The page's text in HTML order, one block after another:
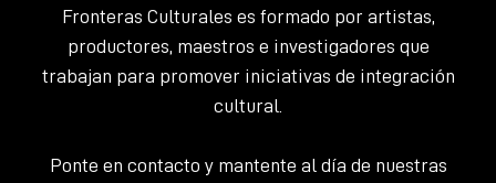
Fronteras Culturales es formado por artistas,
productores, maestros e investigadores que
trabajan para promover iniciativas de integración
cultural.
Ponte en contacto y mantente al día de nuestras